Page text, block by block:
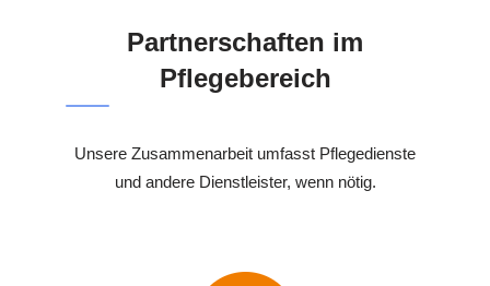
Partnerschaften im
Pflegebereich
Unsere Zusammenarbeit umfasst Pflegedienste
und andere Dienstleister, wenn nötig.